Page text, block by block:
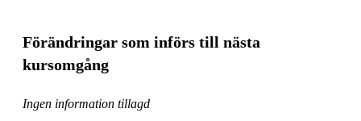
Förändringar som införs till nästa
kursomgång
Ingen information tillagd